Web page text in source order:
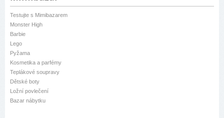
Testujte s Mimibazarem
Monster High
Barbie
Lego
Pyžama
Kosmetika a parfémy
Teplákové soupravy
Dětské boty
Ložní povlečení
Bazar nábytku